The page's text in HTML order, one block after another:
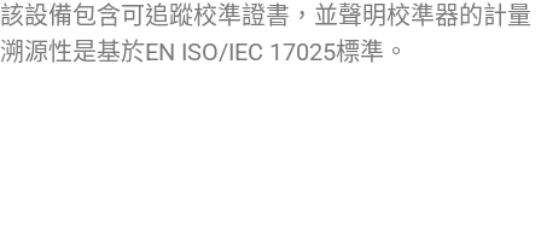
該設備包含可追蹤校準證書，並聲明校準器的計量
溯源性是基於EN ISO/IEC 17025標準。